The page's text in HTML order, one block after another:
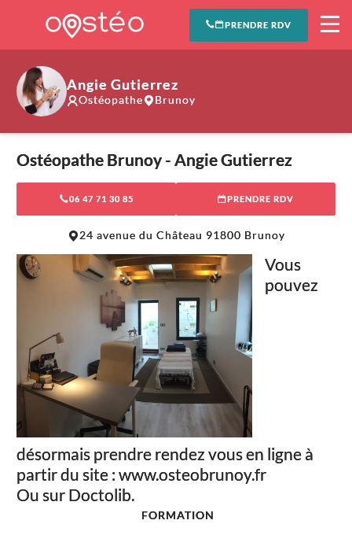
PRENDRE RDV
Angie Gutierrez
Ostéopathe Brunoy
Ostéopathe Brunoy - Angie Gutierrez
06 47 71 30 85 PRENDRE RDV
+
−
24 avenue du Château 91800 Brunoy
Vous
pouvez
désormais prendre rendez vous en ligne à
partir du site : www.osteobrunoy.fr
Ou sur Doctolib.
FORMATION